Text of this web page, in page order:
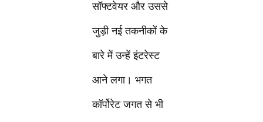
सॉफ्टवेयर और उससे
जुड़ी नई तकनीकों के
बारे में उन्हें इंटरेस्ट
आने लगा। भगत
कॉर्पोरेट जगत से भी